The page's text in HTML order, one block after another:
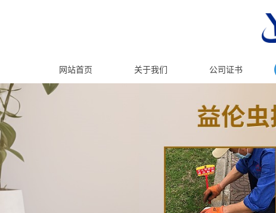
网站首页 关于我们 公司证书